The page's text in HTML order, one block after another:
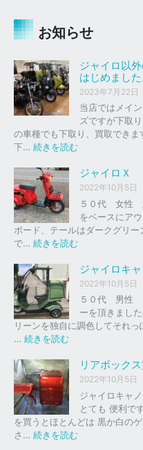
お知らせ
ジャイロ以
はじめました
2023年7月22日
当店ではメイ
ズですが下取
の車種でも下取り、買取でき
下… 続きを読む
ャ
イ
ロ
以
外
の
イ
ク
車
下
、
買
取
を
は
ジャイロＸ
2022年10月5日
５０代 女性
をベースにア
ボード、テールはダークグリ
で… 続きを読む
ャ
イ
ロ
ッ
ド
ッ
ド
ジャイロキ
2022年10月5日
５０代 男性
ーを頂きまし
リーンを独自に調色してそれっ
… 続きを読む
イ
ロ
キ
ャ
ノ
ピ
リアボック
2022年10月5日
ジャイロキャ
とても 便利で
を買うとほとんどは 黒か白の
さ… 続きを読む